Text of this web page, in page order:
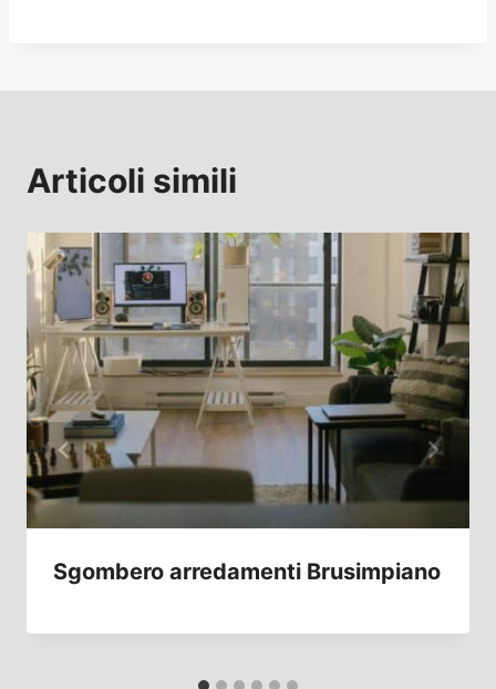
Articoli simili
Sgombero arredamenti Brusimpiano